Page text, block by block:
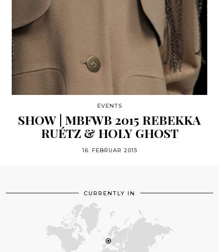
EVENTS
SHOW | MBFWB 2015 REBEKKA
RUÉTZ & HOLY GHOST
16. FEBRUAR 2015
CURRENTLY IN